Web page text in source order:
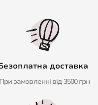
доставка
замовленні від 3500 грн